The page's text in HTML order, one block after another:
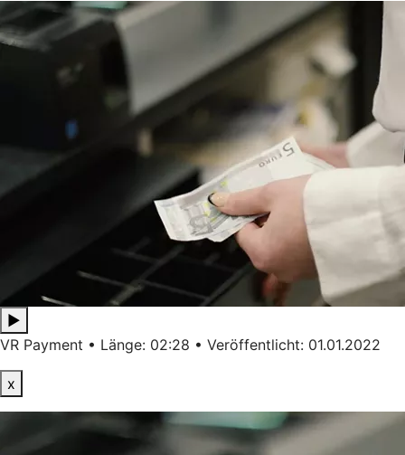
▶
VR Payment • Länge: 02:28 • Veröffentlicht: 01.01.2022
x